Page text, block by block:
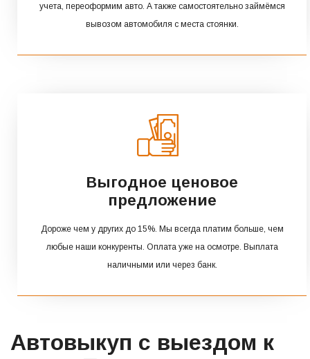
учета, переоформим авто. А также самостоятельно займёмся
вывозом автомобиля с места стоянки.
Выгодное ценовое
предложение
Дороже чем у других до 15%. Мы всегда платим больше, чем
любые наши конкуренты. Оплата уже на осмотре. Выплата
наличными или через банк.
Автовыкуп с выездом к